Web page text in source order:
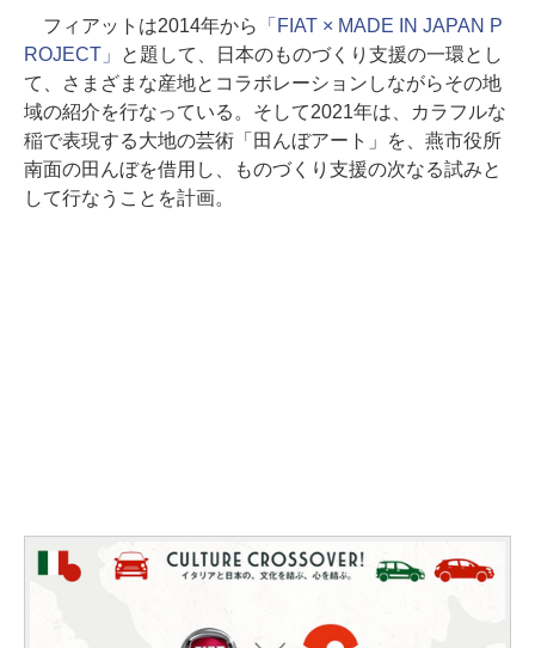
フィアットは2014年から
「FIAT × MADE IN JAPAN P
ROJECT」
と題して、日本のものづくり支援の一環とし
て、さまざまな産地とコラボレーションしながらその地
域の紹介を行なっている。そして2021年は、カラフルな
稲で表現する大地の芸術「田んぼアート」を、燕市役所
南面の田んぼを借用し、ものづくり支援の次なる試みと
して行なうことを計画。